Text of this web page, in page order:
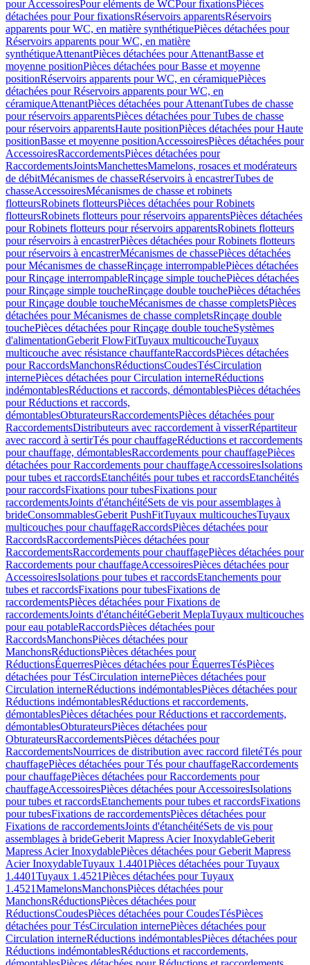
pour AccessoiresPour eléments de WCPour fixationsPièces
détachées pour Pour fixationsRéservoirs apparentsRéservoirs
apparents pour WC, en matière synthétiquePièces détachées pour
Réservoirs apparents pour WC, en matière
synthétiqueAttenantPièces détachées pour AttenantBasse et
moyenne positionPièces détachées pour Basse et moyenne
positionRéservoirs apparents pour WC, en céramiquePièces
détachées pour Réservoirs apparents pour WC, en
céramiqueAttenantPièces détachées pour AttenantTubes de chasse
pour réservoirs apparentsPièces détachées pour Tubes de chasse
pour réservoirs apparentsHaute positionPièces détachées pour Haute
positionBasse et moyenne positionAccessoiresPièces détachées pour
AccessoiresRaccordementsPièces détachées pour
RaccordementsJointsManchettesMamelons, rosaces et modérateurs
de débitMécanismes de chasseRéservoirs à encastrerTubes de
chasseAccessoiresMécanismes de chasse et robinets
flotteursRobinets flotteursPièces détachées pour Robinets
flotteursRobinets flotteurs pour réservoirs apparentsPièces détachées
pour Robinets flotteurs pour réservoirs apparentsRobinets flotteurs
pour réservoirs à encastrerPièces détachées pour Robinets flotteurs
pour réservoirs à encastrerMécanismes de chassePièces détachées
pour Mécanismes de chasseRinçage interrompablePièces détachées
pour Rinçage interrompableRinçage simple touchePièces détachées
pour Rinçage simple toucheRinçage double touchePièces détachées
pour Rinçage double toucheMécanismes de chasse completsPièces
détachées pour Mécanismes de chasse completsRinçage double
touchePièces détachées pour Rinçage double toucheSystèmes
d'alimentationGeberit FlowFitTuyaux multicoucheTuyaux
multicouche avec résistance chauffanteRaccordsPièces détachées
pour RaccordsManchonsRéductionsCoudesTésCirculation
internePièces détachées pour Circulation interneRéductions
indémontablesRéductions et raccords, démontablesPièces détachées
pour Réductions et raccords,
démontablesObturateursRaccordementsPièces détachées pour
RaccordementsDistributeurs avec raccordement à visserRépartiteur
avec raccord à sertirTés pour chauffageRéductions et raccordements
pour chauffage, démontablesRaccordements pour chauffagePièces
détachées pour Raccordements pour chauffageAccessoiresIsolations
pour tubes et raccordsEtanchéités pour tubes et raccordsEtanchéités
pour raccordsFixations pour tubesFixations pour
raccordementsJoints d'étanchéitéSets de vis pour assemblages à
brideConsommablesGeberit PushFitTuyaux multicouchesTuyaux
multicouches pour chauffageRaccordsPièces détachées pour
RaccordsRaccordementsPièces détachées pour
RaccordementsRaccordements pour chauffagePièces détachées pour
Raccordements pour chauffageAccessoiresPièces détachées pour
AccessoiresIsolations pour tubes et raccordsEtanchements pour
tubes et raccordsFixations pour tubesFixations de
raccordementsPièces détachées pour Fixations de
raccordementsJoints d'étanchéitéGeberit MeplaTuyaux multicouches
pour eau potableRaccordsPièces détachées pour
RaccordsManchonsPièces détachées pour
ManchonsRéductionsPièces détachées pour
RéductionsÉquerresPièces détachées pour ÉquerresTésPièces
détachées pour TésCirculation internePièces détachées pour
Circulation interneRéductions indémontablesPièces détachées pour
Réductions indémontablesRéductions et raccordements,
démontablesPièces détachées pour Réductions et raccordements,
démontablesObturateursPièces détachées pour
ObturateursRaccordementsPièces détachées pour
RaccordementsNourrices de distribution avec raccord filetéTés pour
chauffagePièces détachées pour Tés pour chauffageRaccordements
pour chauffagePièces détachées pour Raccordements pour
chauffageAccessoiresPièces détachées pour AccessoiresIsolations
pour tubes et raccordsEtanchements pour tubes et raccordsFixations
pour tubesFixations de raccordementsPièces détachées pour
Fixations de raccordementsJoints d'étanchéitéSets de vis pour
assemblages à brideGeberit Mapress Acier InoxydableGeberit
Mapress Acier InoxydablePièces détachées pour Geberit Mapress
Acier InoxydableTuyaux 1.4401Pièces détachées pour Tuyaux
1.4401Tuyaux 1.4521Pièces détachées pour Tuyaux
1.4521MamelonsManchonsPièces détachées pour
ManchonsRéductionsPièces détachées pour
RéductionsCoudesPièces détachées pour CoudesTésPièces
détachées pour TésCirculation internePièces détachées pour
Circulation interneRéductions indémontablesPièces détachées pour
Réductions indémontablesRéductions et raccordements,